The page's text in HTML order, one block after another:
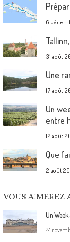
6
31 août
Une
17 août
Un
entre
12 août
Que
2 août
VOUS AIMEREZ
Un
24